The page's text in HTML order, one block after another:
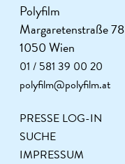
Polyfilm
Margaretenstraße 78
1050 Wien
01 / 581 39 00 20
polyfilm@polyfilm.at
PRESSE LOG-IN
SUCHE
IMPRESSUM